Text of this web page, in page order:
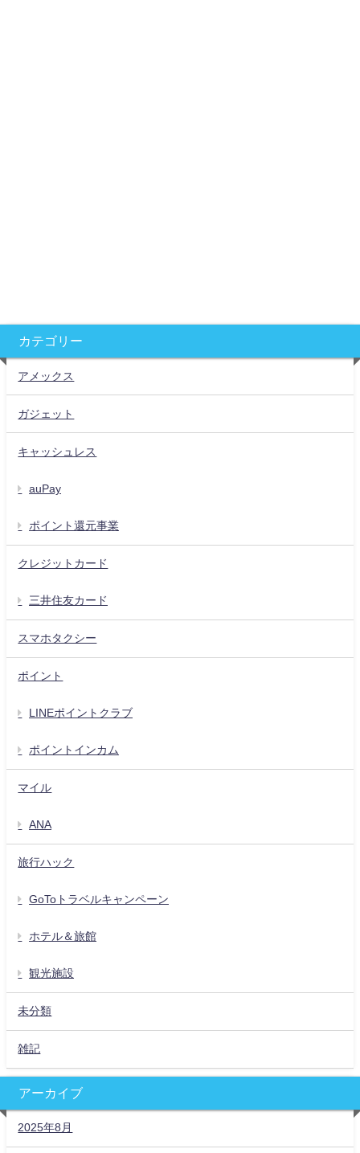
カテゴリー
アメックス
ガジェット
キャッシュレス
auPay
ポイント還元事業
クレジットカード
三井住友カード
スマホタクシー
ポイント
LINEポイントクラブ
ポイントインカム
マイル
ANA
旅行ハック
GoToトラベルキャンペーン
ホテル＆旅館
観光施設
未分類
雑記
アーカイブ
2025年8月